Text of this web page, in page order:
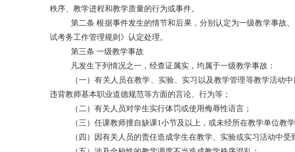
秩序、教学进程和教学质量的行为或事件。
第二条 根据事件发生的情节和后果，分别认定为一级教学事故
试考务工作管理规则》认定处理。
第三条 一级教学事故
凡发生下列情况之一，经查证属实，均属于一级教学事故：
（一）有关人员在教学、实验、实习以及教学管理等教学活动
违背教师基本职业道德规范等方面的言论、行为等；
（二）有关人员对学生实行体罚或使用侮辱性语言；
（三）任课教师擅自缺课1小节及以上，或未经所在教学单位教
（四）因有关人员的责任造成学生在教学、实验或实习活动中